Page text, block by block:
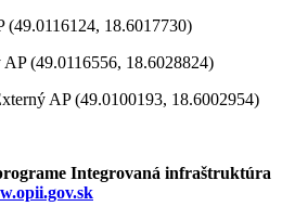
18.6017730)
(49.0116556, 18.6028824)
AP (49.0100193, 18.6002954)
Integrovaná infraštruktúra